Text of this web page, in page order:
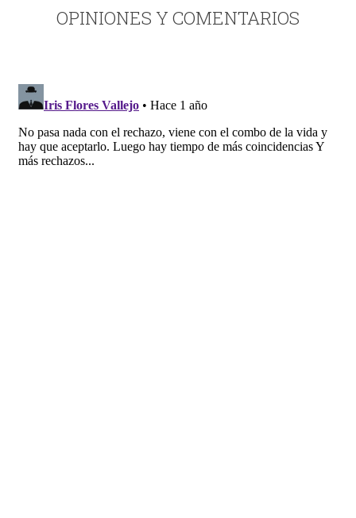
OPINIONES Y COMENTARIOS